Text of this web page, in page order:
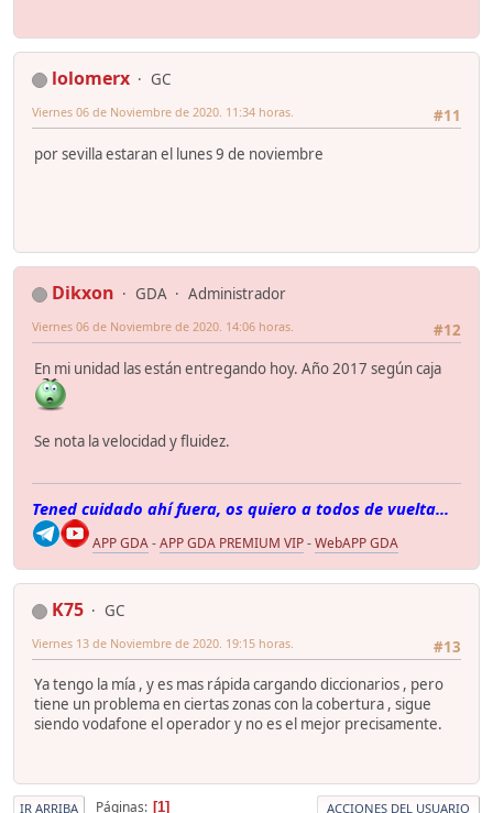
lolomerx
GC
#11
Viernes 06 de Noviembre de 2020. 11:34 horas.
por sevilla estaran el lunes 9 de noviembre
Dikxon GDA
Administrador
#12
Viernes 06 de Noviembre de 2020. 14:06 horas.
En mi unidad las están entregando hoy. Año 2017 según caja
Se nota la velocidad y fluidez.
Tened cuidado ahí fuera, os quiero a todos de vuelta...
APP GDA-APP GDA PREMIUM VIP-WebAPP GDA
K75
GC
#13
Viernes 13 de Noviembre de 2020. 19:15 horas.
Ya tengo la mía , y es mas rápida cargando diccionarios , pero
tiene un problema en ciertas zonas con la cobertura , sigue
siendo vodafone el operador y no es el mejor precisamente.
IR ARRIBA Páginas 1 ACCIONES DEL USUARIO